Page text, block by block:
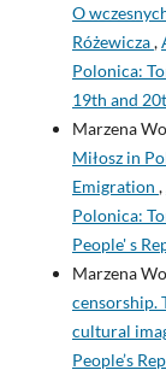
O
Różewicza,
Polonica:
19th and
Marzena
Miłosz in
Emigration ,
Polonica:
People' s
Marzena
censorship.
cultural
People’s